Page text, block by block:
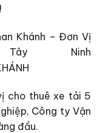
Khánh – Đơn Vị
Ninh
cho thuê xe tải 5
Công ty Vận
đầu.